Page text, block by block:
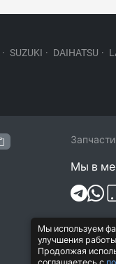
· SUZUKI · DAIHATSU ·
Запчасти
Мы в
Мы используем
улучшения
Продолжая